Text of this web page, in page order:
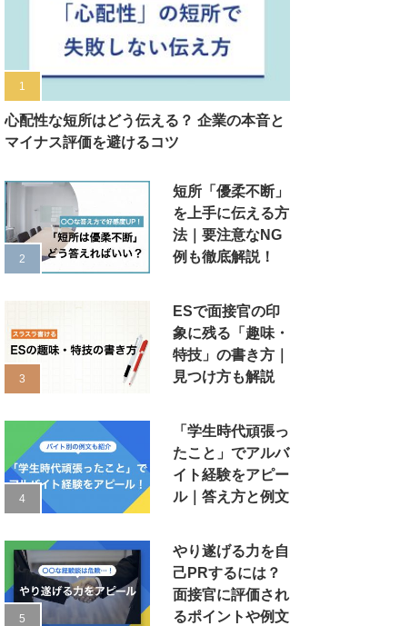
心配性な短所はどう伝える？ 企業の本音と
マイナス評価を避けるコツ
短所「優柔不断」
を上手に伝える方
法｜要注意なNG
例も徹底解説！
ESで面接官の印
象に残る「趣味・
特技」の書き方｜
見つけ方も解説
「学生時代頑張っ
たこと」でアルバ
イト経験をアピー
ル｜答え方と例文
やり遂げる力を自
己PRするには？
面接官に評価され
るポイントや例文